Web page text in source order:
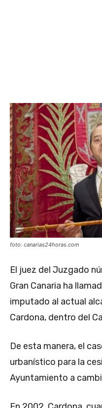
foto: canarias24horas.com
El juez del Juzgado
Gran Canaria ha
imputado al actual
Cardona, dentro del
De esta manera, el
urbanístico para la
Ayuntamiento a